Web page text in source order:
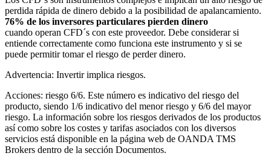
perdida rápida de dinero debido a la posibilidad de apalancamiento.
76% de los inversores particulares pierden dinero
cuando operan CFD´s con este proveedor. Debe considerar si
entiende correctamente como funciona este instrumento y si se
puede permitir tomar el riesgo de perder dinero.
Advertencia: Invertir implica riesgos.
Acciones: riesgo 6/6. Este número es indicativo del riesgo del
producto, siendo 1/6 indicativo del menor riesgo y 6/6 del mayor
riesgo. La información sobre los riesgos derivados de los productos
así como sobre los costes y tarifas asociados con los diversos
servicios está disponible en la página web de OANDA TMS
Brokers dentro de la sección Documentos.